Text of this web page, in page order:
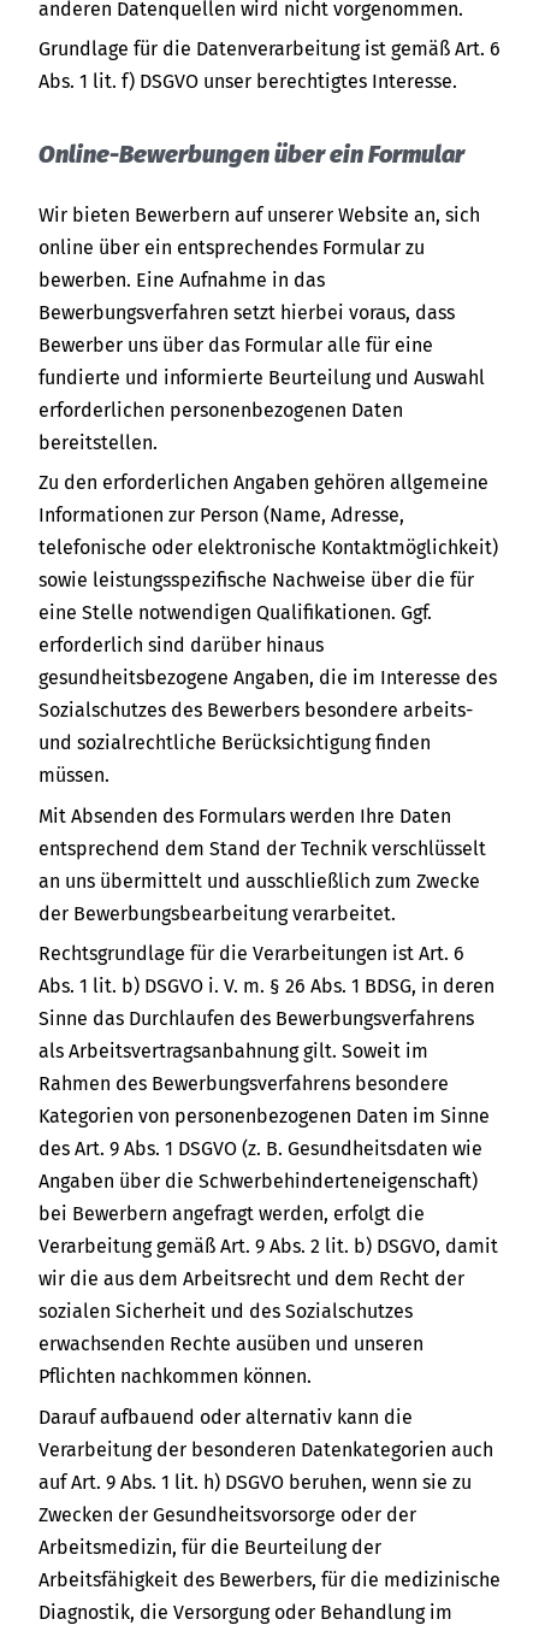
anderen Datenquellen wird nicht vorgenommen.
Grundlage für die Datenverarbeitung ist gemäß Art. 6
Abs. 1 lit. f) DSGVO unser berechtigtes Interesse.
Online-Bewerbungen über ein Formular
Wir bieten Bewerbern auf unserer Website an, sich
online über ein entsprechendes Formular zu
bewerben. Eine Aufnahme in das
Bewerbungsverfahren setzt hierbei voraus, dass
Bewerber uns über das Formular alle für eine
fundierte und informierte Beurteilung und Auswahl
erforderlichen personenbezogenen Daten
bereitstellen.
Zu den erforderlichen Angaben gehören allgemeine
Informationen zur Person (Name, Adresse,
telefonische oder elektronische Kontaktmöglichkeit)
sowie leistungsspezifische Nachweise über die für
eine Stelle notwendigen Qualifikationen. Ggf.
erforderlich sind darüber hinaus
gesundheitsbezogene Angaben, die im Interesse des
Sozialschutzes des Bewerbers besondere arbeits-
und sozialrechtliche Berücksichtigung finden
müssen.
Mit Absenden des Formulars werden Ihre Daten
entsprechend dem Stand der Technik verschlüsselt
an uns übermittelt und ausschließlich zum Zwecke
der Bewerbungsbearbeitung verarbeitet.
Rechtsgrundlage für die Verarbeitungen ist Art. 6
Abs. 1 lit. b) DSGVO i. V. m. § 26 Abs. 1 BDSG, in deren
Sinne das Durchlaufen des Bewerbungsverfahrens
als Arbeitsvertragsanbahnung gilt. Soweit im
Rahmen des Bewerbungsverfahrens besondere
Kategorien von personenbezogenen Daten im Sinne
des Art. 9 Abs. 1 DSGVO (z. B. Gesundheitsdaten wie
Angaben über die Schwerbehinderteneigenschaft)
bei Bewerbern angefragt werden, erfolgt die
Verarbeitung gemäß Art. 9 Abs. 2 lit. b) DSGVO, damit
wir die aus dem Arbeitsrecht und dem Recht der
sozialen Sicherheit und des Sozialschutzes
erwachsenden Rechte ausüben und unseren
Pflichten nachkommen können.
Darauf aufbauend oder alternativ kann die
Verarbeitung der besonderen Datenkategorien auch
auf Art. 9 Abs. 1 lit. h) DSGVO beruhen, wenn sie zu
Zwecken der Gesundheitsvorsorge oder der
Arbeitsmedizin, für die Beurteilung der
Arbeitsfähigkeit des Bewerbers, für die medizinische
Diagnostik, die Versorgung oder Behandlung im